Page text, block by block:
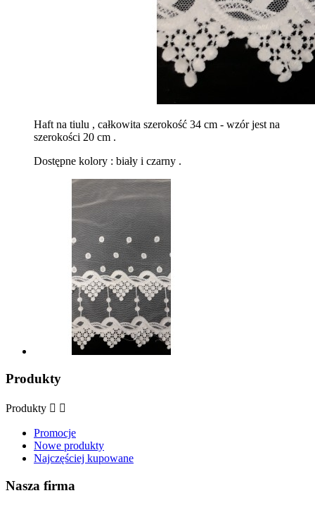
Haft na tiulu , całkowita szerokość 34 cm - wzór jest na
szerokości 20 cm .
Dostępne kolory : biały i czarny .
Produkty
Produkty  
Promocje
Nowe produkty
Najczęściej kupowane
Nasza firma